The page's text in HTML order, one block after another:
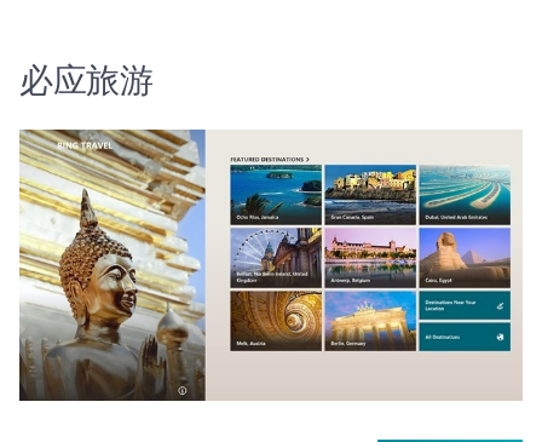
必应旅游